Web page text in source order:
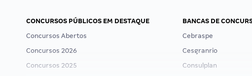
CONCURSOS PÚBLICOS EM DESTAQUE
Concursos Abertos
Concursos 2026
Concursos 2025
BANCAS DE
Cebraspe
Cesgranrio
Consulplan